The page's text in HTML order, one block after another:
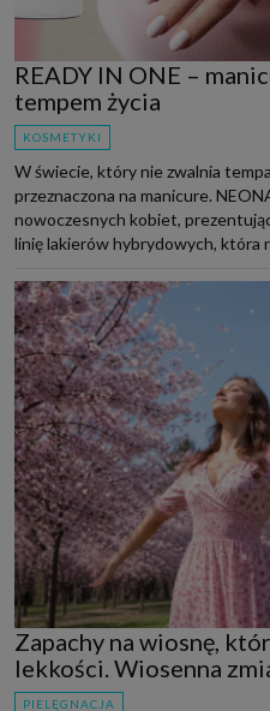
READY IN ONE –
tempem życia
KOSMETYKI
W świecie, który nie zwalnia
przeznaczona na manicure.
nowoczesnych kobiet,
linię lakierów hybrydowych, która
Zapachy na wiosnę,
lekkości. Wiosenna
PIELĘGNACJA